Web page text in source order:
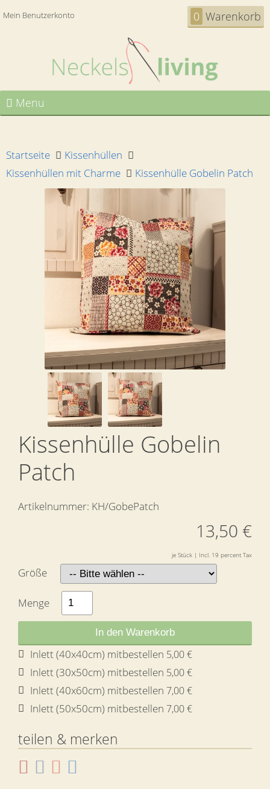
Mein Benutzerkonto 0 Warenkorb
Menu
Startseite
Kissenhüllen
Kissenhüllen mit Charme
Kissenhülle Gobelin Patch
Kissenhülle Gobelin
Patch
Artikelnummer: KH/GobePatch
13,50 €
je Stück | Incl. 19 percent Tax
Größe
Menge
In den Warenkorb
Inlett (40x40cm) mitbestellen 5,00 €
Inlett (30x50cm) mitbestellen 5,00 €
Inlett (40x60cm) mitbestellen 7,00 €
Inlett (50x50cm) mitbestellen 7,00 €
teilen & merken